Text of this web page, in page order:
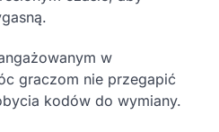
w
graczom nie przegapić
kodów do wymiany.